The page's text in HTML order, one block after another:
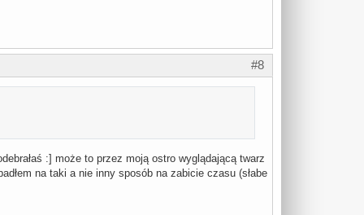
#8
:] może to przez moją ostro wyglądającą twarz
na taki a nie inny sposób na zabicie czasu (słabe